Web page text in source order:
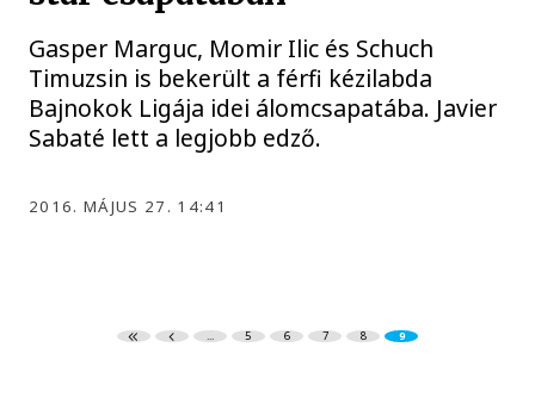
Gasper Marguc, Momir Ilic és Schuch
Timuzsin is bekerült a férfi kézilabda
Bajnokok Ligája idei álomcsapatába. Javier
Sabaté lett a legjobb edző.
2016. MÁJUS 27. 14:41
... 5 6 7 8 9